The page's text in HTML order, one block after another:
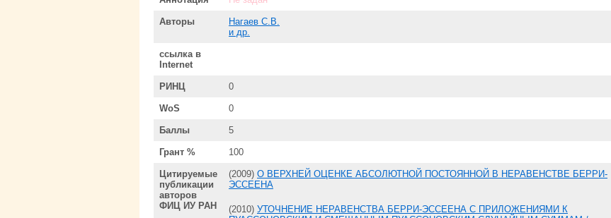
Авторы
Нагаев С.В.
и др.
ссылка в
Internet
РИНЦ 0
WoS 0
Баллы 5
Грант % 100
Цитируемые
публикации
авторов
ФИЦ ИУ РАН
(2009) О ВЕРХНЕЙ ОЦЕНКЕ АБСОЛЮТНОЙ ПОСТОЯННОЙ В НЕРАВЕНСТВЕ БЕРРИ-
ЭССЕЕНА
(2010) УТОЧНЕНИЕ НЕРАВЕНСТВА БЕРРИ-ЭССЕЕНА С ПРИЛОЖЕНИЯМИ К